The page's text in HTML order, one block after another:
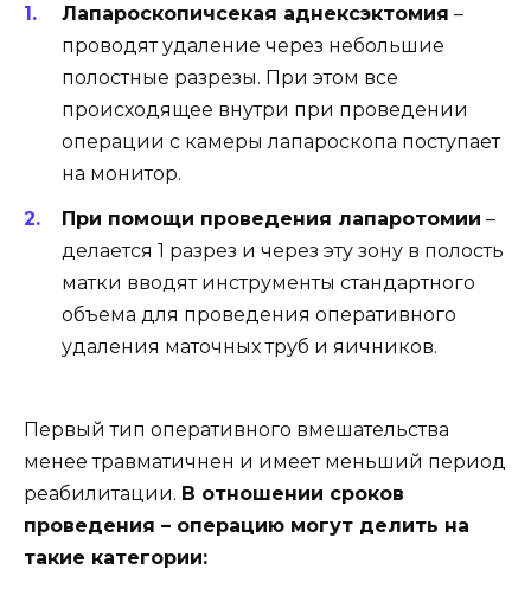
Лапароскопичсекая аднексэктомия –
проводят удаление через небольшие
полостные разрезы. При этом все
происходящее внутри при проведении
операции с камеры лапароскопа поступает
на монитор.
При помощи проведения лапаротомии –
делается 1 разрез и через эту зону в полость
матки вводят инструменты стандартного
объема для проведения оперативного
удаления маточных труб и яичников.
Первый тип оперативного вмешательства
менее травматичнен и имеет меньший период
реабилитации. В отношении сроков
проведения – операцию могут делить на
такие категории: